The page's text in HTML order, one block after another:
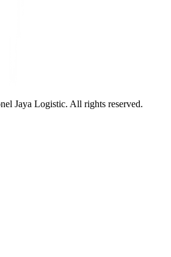
Jaya Logistic. All rights reserved.